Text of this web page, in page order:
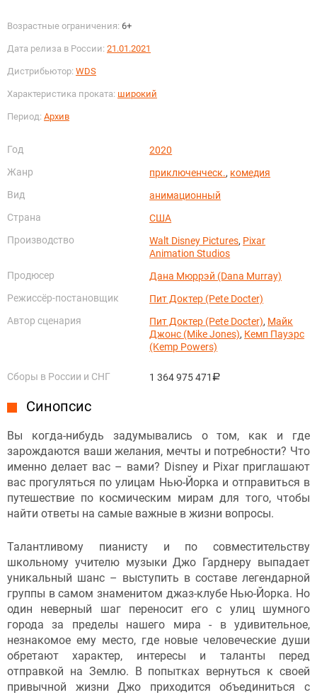
Возрастные ограничения: 6+
Дата релиза в России: 21.01.2021
Дистрибьютор: WDS
Характеристика проката: широкий
Период: Архив
Год
2020
Жанр
приключенческ., комедия
Вид
анимационный
Страна
США
Производство
Walt Disney Pictures, Pixar
Animation Studios
Продюсер
Дана Мюррэй (Dana Murray)
Режиссёр-постановщик
Пит Доктер (Pete Docter)
Автор сценария
Пит Доктер (Pete Docter), Майк
Джонс (Mike Jones), Кемп Пауэрс
(Kemp Powers)
Сборы в России и СНГ 1 364 975 471руб.
Синопсис
Вы когда-нибудь задумывались о том, как и где
зарождаются ваши желания, мечты и потребности? Что
именно делает вас – вами? Disney и Pixar приглашают
вас прогуляться по улицам Нью-Йорка и отправиться в
путешествие по космическим мирам для того, чтобы
найти ответы на самые важные в жизни вопросы.
Талантливому пианисту и по совместительству
школьному учителю музыки Джо Гарднеру выпадает
уникальный шанс – выступить в составе легендарной
группы в самом знаменитом джаз-клубе Нью-Йорка. Но
один неверный шаг переносит его с улиц шумного
города за пределы нашего мира - в удивительное,
незнакомое ему место, где новые человеческие души
обретают характер, интересы и таланты перед
отправкой на Землю. В попытках вернуться к своей
привычной жизни Джо приходится объединиться с